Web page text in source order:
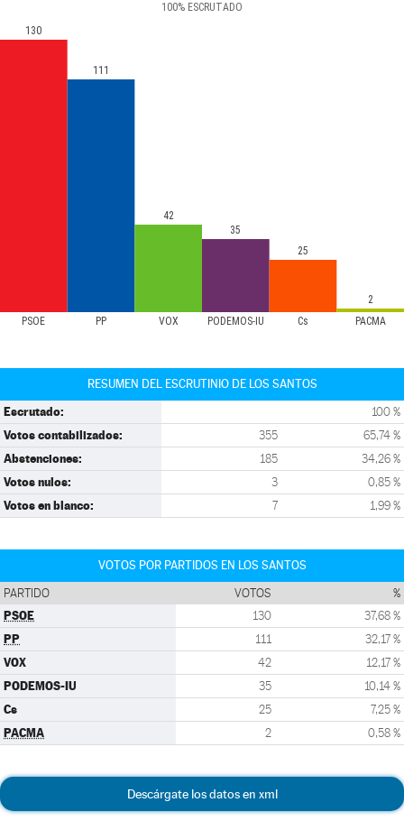
100% ESCRUTADO
PSOE PP VOX PODEMOS-IU Cs PACMA
130
111
42
35
25
2
RESUMEN DEL ESCRUTINIO DE LOS SANTOS
Escrutado: 100 %
Votos contabilizados: 355 65,74 %
Abstenciones: 185 34,26 %
Votos nulos: 3 0,85 %
Votos en blanco: 7 1,99 %
VOTOS POR PARTIDOS EN LOS SANTOS
PARTIDO VOTOS %
PSOE 130 37,68 %
PP 111 32,17 %
VOX 42 12,17 %
PODEMOS-IU 35 10,14 %
Cs 25 7,25 %
PACMA 2 0,58 %
Descárgate los datos en xml